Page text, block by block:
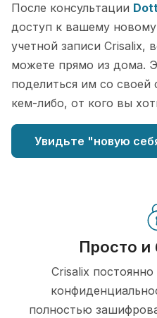
После консультации
доступ к вашему
учетной записи Crisalix,
можете прямо из дома.
поделиться им со своей
кем-либо, от кого вы
Увидьте "новую
Просто и
Crisalix
полностью